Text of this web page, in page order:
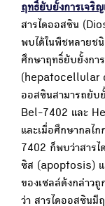
ฤทธิ์ยับยั้งการเจริ
สารไดออสซิน
พบได้ในพืชหลายช
ศึกษาฤทธิ์ยับยั้งการ
(hepatocellular
ออสซินสามารถยับ
Bel-7402 และ
และเมื่อศึกษากลไ
7402 ก็พบว่าสารไ
ซิส (apoptosis) แ
ของเซลล์ดังกล่าว
ว่า สารไดออสซินมี